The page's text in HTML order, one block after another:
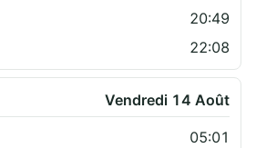
20:49
22:08
Vendredi 14 Août
05:01